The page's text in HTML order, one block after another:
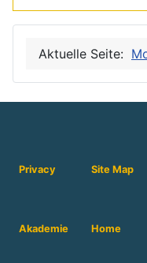
Aktuelle Seite:
Privacy Site Map
Akademie Home